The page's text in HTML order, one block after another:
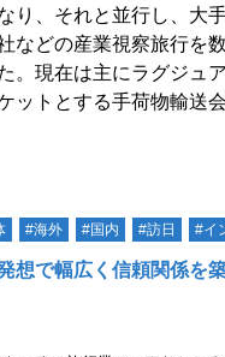
り、それと並行し、大
などの産業視察旅行を
。現在は主にラグジュ
ットとする手荷物輸送
#海外 #国内 #訪日 #イ
想で幅広く信頼関係